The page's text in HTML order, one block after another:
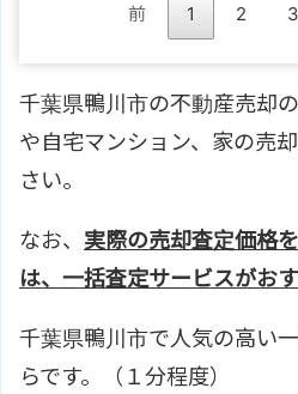
前 1 2 3
千葉県鴨川市の不動産売却
や自宅マンション、家の売
さい。
なお、 実際の売却査定価格
は、一括査定サービスがお
千葉県鴨川市で人気の高い
らです。（１分程度）